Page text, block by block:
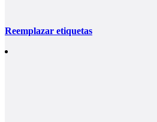
Reemplazar etiquetas